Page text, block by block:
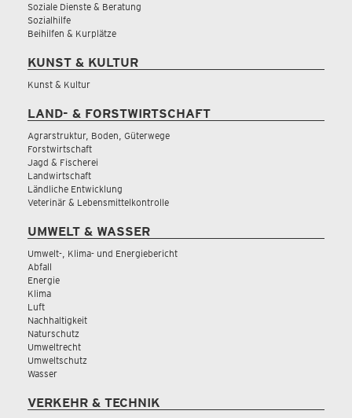
Soziale Dienste & Beratung
Sozialhilfe
Beihilfen & Kurplätze
KUNST & KULTUR
Kunst & Kultur
LAND- & FORSTWIRTSCHAFT
Agrarstruktur, Boden, Güterwege
Forstwirtschaft
Jagd & Fischerei
Landwirtschaft
Ländliche Entwicklung
Veterinär & Lebensmittelkontrolle
UMWELT & WASSER
Umwelt-, Klima- und Energiebericht
Abfall
Energie
Klima
Luft
Nachhaltigkeit
Naturschutz
Umweltrecht
Umweltschutz
Wasser
VERKEHR & TECHNIK